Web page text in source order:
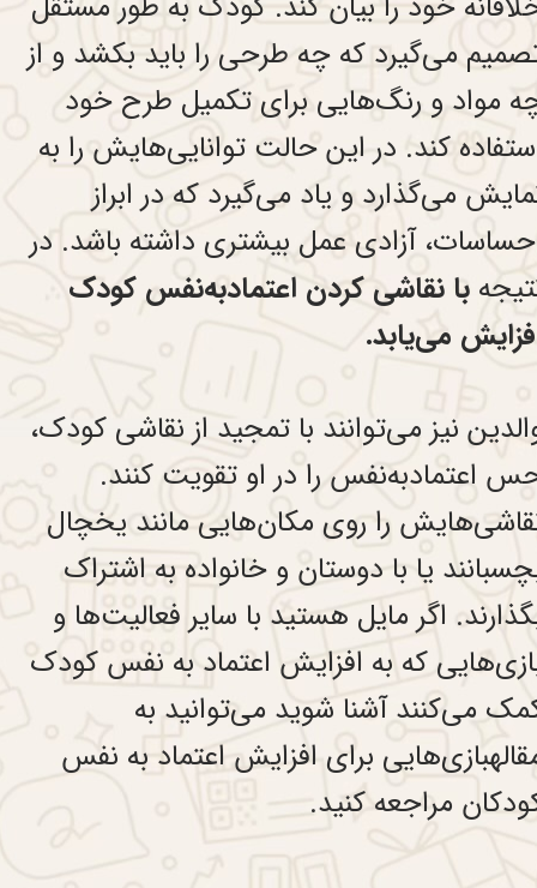
می‌گیرد که چه طرحی را باید بکشد و از
مواد و رنگ‌هایی برای تکمیل طرح خود
کند. در این حالت توانایی‌هایش را به
می‌گذارد و یاد می‌گیرد که در ابراز
آزادی عمل بیشتری داشته باشد. در
با نقاشی کردن اعتماد‌به‌نفس کودک
می‌یابد.
نیز می‌توانند با تمجید از نقاشی کودک،
اعتماد‌به‌نفس را در او تقویت کنند.
را روی مکان‌هایی مانند یخچال
یا با دوستان و خانواده به اشتراک
اگر مایل هستید با سایر فعالیت‌ها و
که به افزایش اعتماد به نفس کودک
می‌کنند آشنا شوید می‌توانید به
برای افزایش اعتماد به نفس
مراجعه کنید.